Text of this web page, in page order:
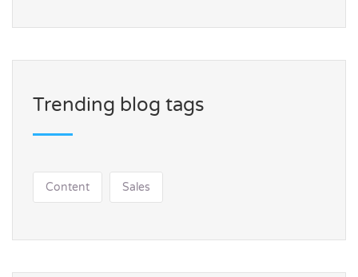
Trending blog tags
Content Sales